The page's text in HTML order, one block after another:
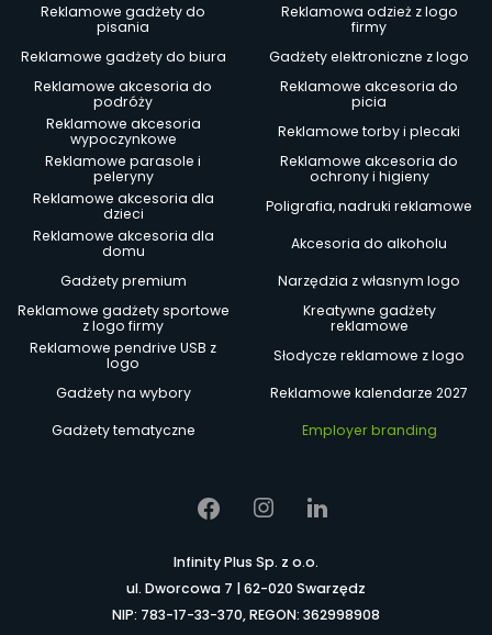
Reklamowe gadżety do
pisania
Reklamowa odzież z logo
firmy
Reklamowe gadżety do biura
Gadżety elektroniczne z logo
Reklamowe akcesoria do
podróży
Reklamowe akcesoria do
picia
Reklamowe akcesoria
wypoczynkowe
Reklamowe torby i plecaki
Reklamowe parasole i
peleryny
Reklamowe akcesoria do
ochrony i higieny
Reklamowe akcesoria dla
dzieci
Poligrafia, nadruki reklamowe
Reklamowe akcesoria dla
domu
Akcesoria do alkoholu
Gadżety premium
Narzędzia z własnym logo
Reklamowe gadżety sportowe
z logo firmy
Kreatywne gadżety
reklamowe
Reklamowe pendrive USB z
logo
Słodycze reklamowe z logo
Gadżety na wybory
Reklamowe kalendarze 2027
Gadżety tematyczne
Employer branding
Infinity Plus Sp. z o.o.
ul. Dworcowa 7 | 62-020 Swarzędz
NIP: 783-17-33-370, REGON: 362998908